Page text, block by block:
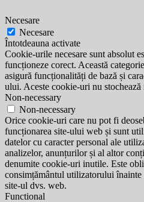
Necesare
Necesare
Întotdeauna activate
Cookie-urile necesare sunt absolut
funcționeze corect. Această
asigură funcționalități de bază și
ului. Aceste cookie-uri nu
Non-necessary
Non-necessary
Orice cookie-uri care nu pot fi
funcționarea site-ului web și sunt
datelor cu caracter personal ale
analizelor, anunțurilor și al altor
denumite cookie-uri inutile. Este
consimțământul utilizatorului înainte
site-ul dvs. web.
Functional